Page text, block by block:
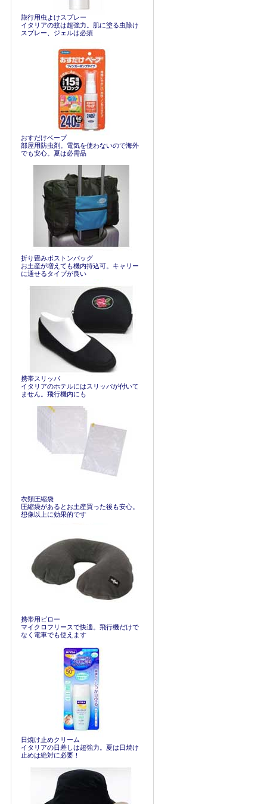
旅行用虫よけスプレー
イタリアの蚊は超強力。肌に塗る虫除け
スプレー、ジェルは必須
おすだけベープ
部屋用防虫剤。電気を使わないので海外
でも安心。夏は必需品
折り畳みボストンバッグ
お土産が増えても機内持込可。キャリー
に通せるタイプが良い
携帯スリッパ
イタリアのホテルにはスリッパが付いて
ません。飛行機内にも
衣類圧縮袋
圧縮袋があるとお土産買った後も安心。
想像以上に効果的です
携帯用ピロー
マイクロフリースで快適。飛行機だけで
なく電車でも使えます
日焼け止めクリーム
イタリアの日差しは超強力。夏は日焼け
止めは絶対に必要！